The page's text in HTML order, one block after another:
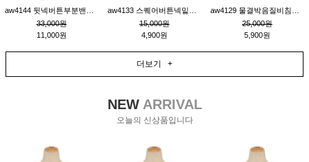
33,000원
11,000원
15,000원
4,900원
25,000원
5,900원
더보기 +
NEWARRIVAL
오늘의 신상품입니다